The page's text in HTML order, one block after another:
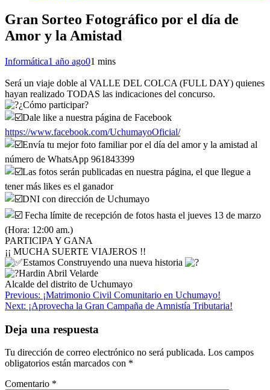
Gran Sorteo Fotográfico por el día de
Amor y la Amistad
Informática1 año ago01 mins
Será un viaje doble al VALLE DEL COLCA (FULL DAY) quienes
hayan realizado TODAS las indicaciones del concurso.
¿Cómo participar?
Dale like a nuestra página de Facebook
https://www.facebook.com/UchumayoOficial/
Envía tu mejor foto familiar por el día del amor y la amistad al
número de WhatsApp 961843399
Las fotos serán publicadas en nuestra página, el que llegue a
tener más likes es el ganador
DNI con dirección de Uchumayo
Fecha límite de recepción de fotos hasta el jueves 13 de marzo
(Hora: 12:00 am.)
PARTICIPA Y GANA
¡¡ MUCHA SUERTE VIAJEROS !!
Estamos Construyendo una nueva historia
Hardin Abril Velarde
Alcalde del distrito de Uchumayo
Navegación
de
entradas
Previous: ¡Matrimonio Civil Comunitario en Uchumayo!
Next: ¡Aprovecha la Gran Campaña de Amnistía Tributaria!
Deja una respuesta
Tu dirección de correo electrónico no será publicada. Los campos
obligatorios están marcados con *
Comentario *